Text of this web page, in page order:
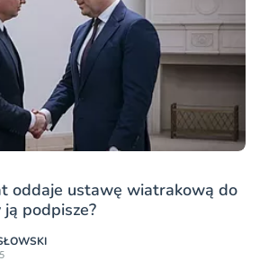
oddaje ustawę wiatrakową do
ją podpisze?